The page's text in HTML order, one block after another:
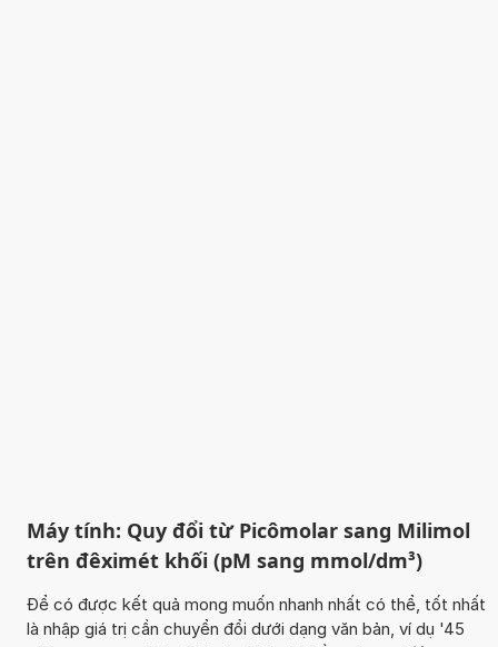
Máy tính: Quy đổi từ Picômolar sang Milimol
trên đêximét khối (pM sang mmol/dm³)
Để có được kết quả mong muốn nhanh nhất có thể, tốt nhất
là nhập giá trị cần chuyển đổi dưới dạng văn bản, ví dụ '45